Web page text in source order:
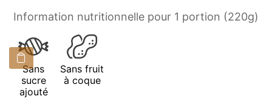
Information nutritionnelle pour 1 portion (220g)
Sans
sucre
ajouté
Sans fruit
à coque